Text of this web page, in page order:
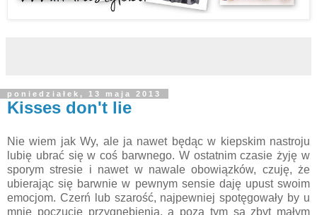
poniedziałek, 13 maja 2013
Kisses don't lie
Nie wiem jak Wy, ale ja nawet będąc w kiepskim nastroju
lubię ubrać się w coś barwnego. W ostatnim czasie żyję w
sporym stresie i nawet w nawale obowiązków, czuję, że
ubierając się barwnie w pewnym sensie daję upust swoim
emocjom. Czerń lub szarość, najpewniej spotęgowały by u
mnie poczucie przygnębienia, a poza tym są zbyt małym